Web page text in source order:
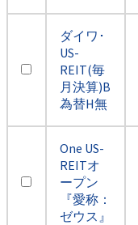
ダイワ･
US-
REIT(毎
月決算)B
為替H無
One US-
REITオ
ープン
『愛称：
ゼウス』